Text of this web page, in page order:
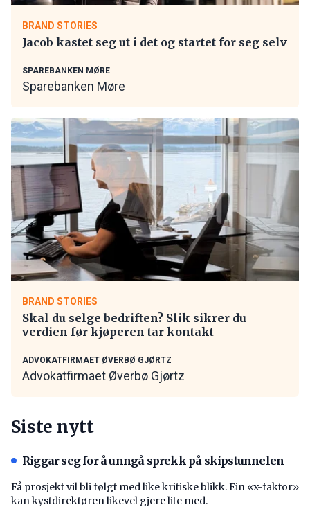
BRAND STORIES
Jacob kastet seg ut i det og startet for seg selv
SPAREBANKEN MØRE
Sparebanken Møre
BRAND STORIES
Skal du selge bedriften? Slik sikrer du
verdien før kjøperen tar kontakt
ADVOKATFIRMAET ØVERBØ GJØRTZ
Advokatfirmaet Øverbø Gjørtz
Siste nytt
Riggar seg for å unngå sprekk på skipstunnelen
Få prosjekt vil bli følgt med like kritiske blikk. Ein «x-faktor»
kan kystdirektøren likevel gjere lite med.